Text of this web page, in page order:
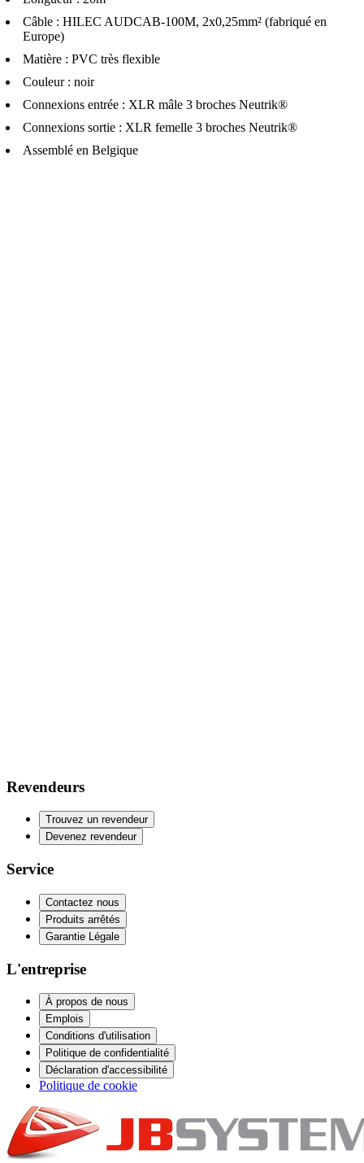
Câble : HILEC AUDCAB-100M, 2x0,25mm² (fabriqué en
Europe)
Matière : PVC très flexible
Couleur : noir
Connexions entrée : XLR mâle 3 broches Neutrik®
Connexions sortie : XLR femelle 3 broches Neutrik®
Assemblé en Belgique
Revendeurs
Trouvez un revendeur
Devenez revendeur
Service
Contactez nous
Produits arrêtés
Garantie Légale
L'entreprise
À propos de nous
Emplois
Conditions d'utilisation
Politique de confidentialité
Déclaration d'accessibilité
Politique de cookie